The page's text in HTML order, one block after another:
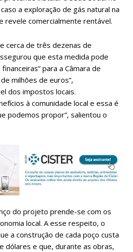
a exploração de gás natural na
revele comercialmente rentável.
cerca de três dezenas de
que esta medida pode
para a Câmara de
milhões de euros”,
dos impostos locais.
à comunidade local e essa é
podemos propor”, salientou o
do projeto prende-se com os
local. A esse respeito, o
a construção de cada poço custa
dólares e que, durante as obras,